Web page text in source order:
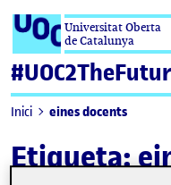
Saltar al contingutUniversitat Oberta
de Catalunya
Inici eines docents
Etiqueta: